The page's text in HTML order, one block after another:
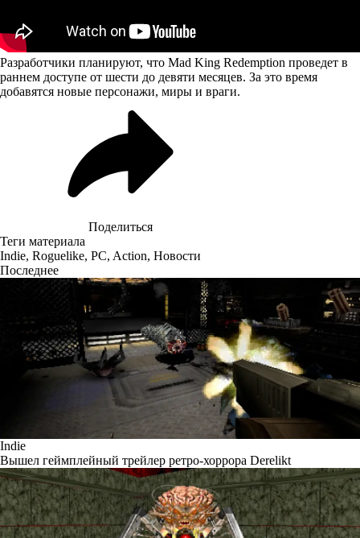
Разработчики планируют, что Mad King Redemption проведет в
раннем доступе от шести до девяти месяцев. За это время
добавятся новые персонажи, миры и враги.
Поделиться
Теги материала
Indie, Roguelike, PC, Action, Новости
Последнее
Indie
Вышел геймплейный трейлер ретро-хоррора Derelikt